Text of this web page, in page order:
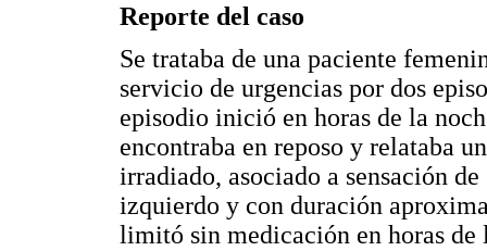
Reporte del caso
Se trataba de una paciente
servicio de urgencias por dos
episodio inició en horas de la
encontraba en reposo y relataba
irradiado, asociado a sensación
izquierdo y con duración
limitó sin medicación en horas de